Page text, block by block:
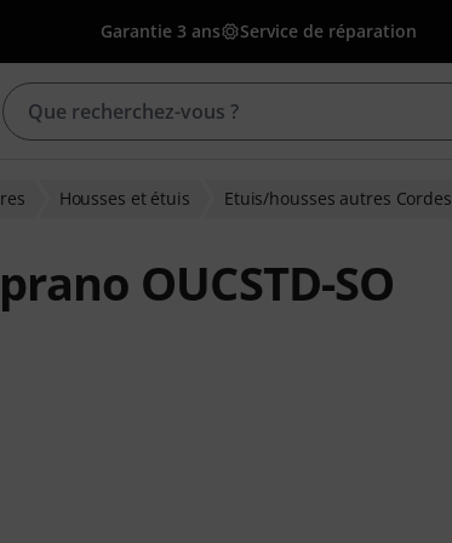
Garantie 3 ans Service de réparation
Housses et étuis Etuis/housses autres Cordes
OUCSTD-SO
clients